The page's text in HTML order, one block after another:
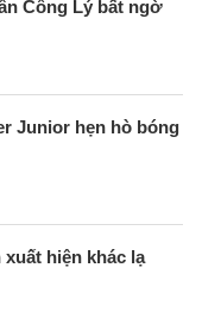
Công Lý bất ngờ
Junior hẹn hò bóng
hiện khác lạ